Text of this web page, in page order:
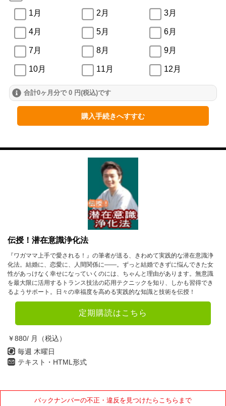
伝授！潜在意識浄化法
『ワガママ上手で愛される！』の筆者が送る、きわめて実践的な潜在意識浄
化法。結婚に、恋愛に、人間関係に――。ずっと結婚できずに悩んできた女
性があっけなく幸せになっていくのには、ちゃんと理由があります。無意識
を最大限に活用するトランス技法の応用テクニックを知り、しかも習得でき
るようサポート。日々の幸福度を高める実践的な知識と技術を伝授！
定期購読はこちら
￥880/ 月（税込）
毎週 木曜日
テキスト・HTML形式
バックナンバーの不正・違反を見つけたらこちらまで
1月 2月 3月
4月 5月 6月
7月 8月 9月
10月 11月 12月
2024年
2月
7月 8月 9月
11月
2月
4月
7月 8月 9月
10月 11月 12月
2022年
2月
4月
7月
2021年
合計0ヶ月分で 0 円(税込)です
購入手続きへすすむ